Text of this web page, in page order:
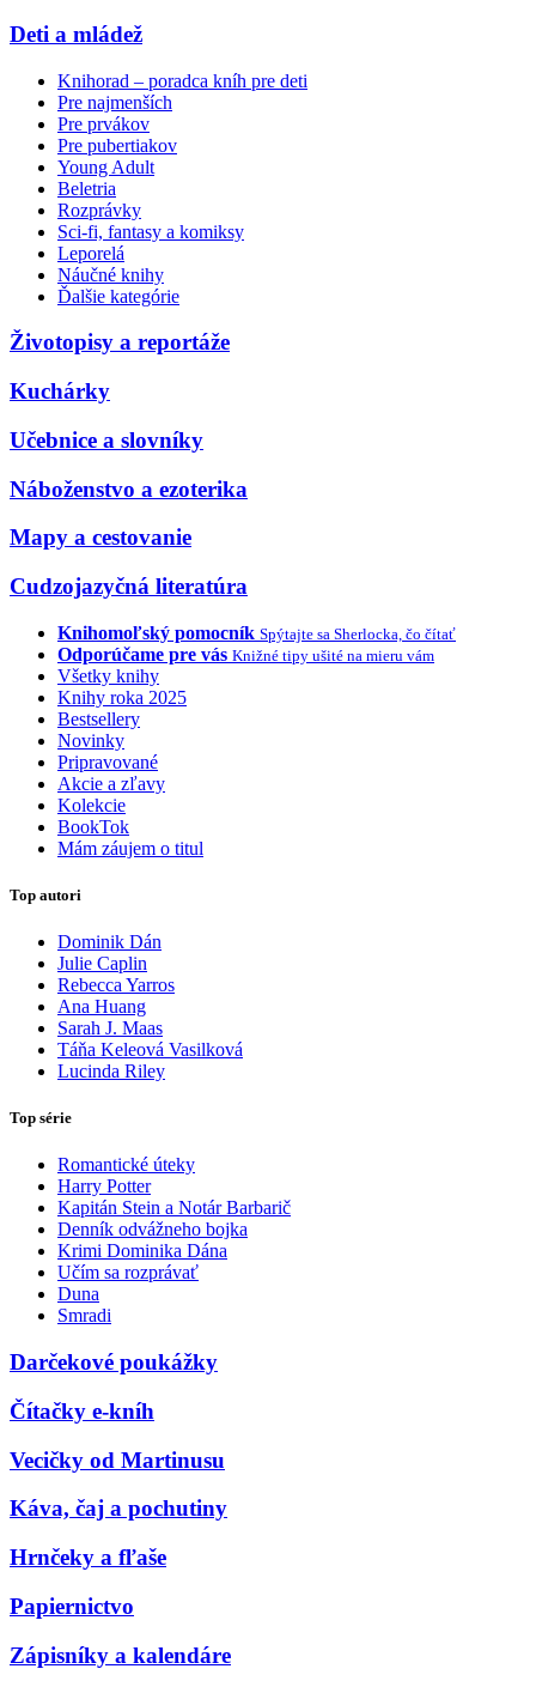
Deti a mládež
Knihorad – poradca kníh pre deti
Pre najmenších
Pre prvákov
Pre pubertiakov
Young Adult
Beletria
Rozprávky
Sci-fi, fantasy a komiksy
Leporelá
Náučné knihy
Ďalšie kategórie
Životopisy a reportáže
Kuchárky
Učebnice a slovníky
Náboženstvo a ezoterika
Mapy a cestovanie
Cudzojazyčná literatúra
Knihomoľský pomocník Spýtajte sa Sherlocka, čo čítať
Odporúčame pre vás Knižné tipy ušité na mieru vám
Všetky knihy
Knihy roka 2025
Bestsellery
Novinky
Pripravované
Akcie a zľavy
Kolekcie
BookTok
Mám záujem o titul
Top autori
Dominik Dán
Julie Caplin
Rebecca Yarros
Ana Huang
Sarah J. Maas
Táňa Keleová Vasilková
Lucinda Riley
Top série
Romantické úteky
Harry Potter
Kapitán Stein a Notár Barbarič
Denník odvážneho bojka
Krimi Dominika Dána
Učím sa rozprávať
Duna
Smradi
Darčekové poukážky
Čítačky e-kníh
Vecičky od Martinusu
Káva, čaj a pochutiny
Hrnčeky a fľaše
Papiernictvo
Zápisníky a kalendáre